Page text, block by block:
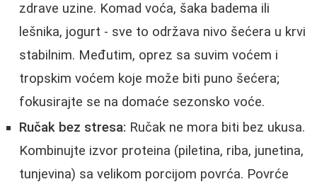
zdrave uzine. Komad voća, šaka badema ili
lešnika, jogurt - sve to održava nivo šećera u krvi
stabilnim. Međutim, oprez sa suvim voćem i
tropskim voćem koje može biti puno šećera;
fokusirajte se na domaće sezonsko voće.
Ručak bez stresa: Ručak ne mora biti bez ukusa.
Kombinujte izvor proteina (piletina, riba, junetina,
tunjevina) sa velikom porcijom povrća. Povrće